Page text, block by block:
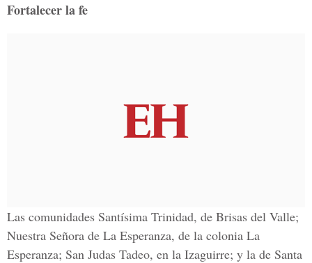
Fortalecer la fe
Las comunidades Santísima Trinidad, de Brisas del Valle;
Nuestra Señora de La Esperanza, de la colonia La
Esperanza; San Judas Tadeo, en la Izaguirre; y la de Santa